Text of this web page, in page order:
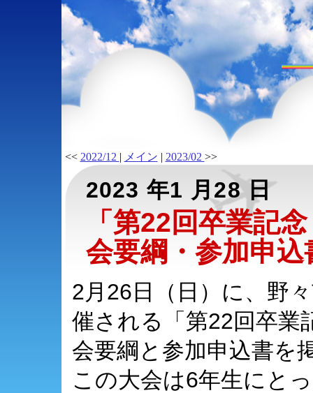
<< 2022/12 | メイン | 2023/02 >>
2023 年1 月28 日
「第22回卒業記
会要綱・参加申
2月26日（日）に、野
催される「第22回卒業
会要綱と参加申込書を
この大会は6年生にと